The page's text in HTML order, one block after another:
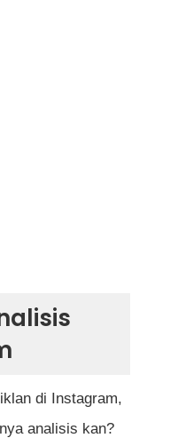
di Instagram,
analisis kan?